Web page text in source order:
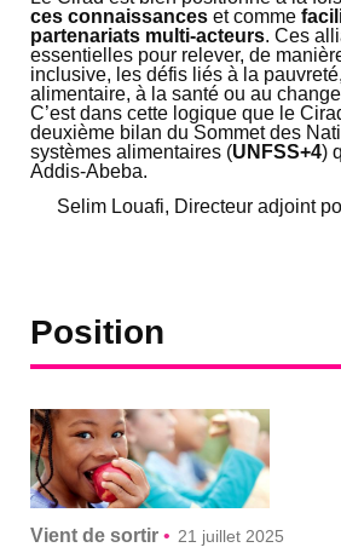
ces connaissances et comme
partenariats multi-acteurs. Ces
essentielles pour relever, de
inclusive, les défis liés à la
alimentaire, à la santé ou au
C’est dans cette logique que le
deuxième bilan du Sommet des
systèmes alimentaires (UNFSS+4)
Addis-Abeba.
Selim Louafi, Directeur adjoint
Position
Vient de sortir • 21 juillet 2025